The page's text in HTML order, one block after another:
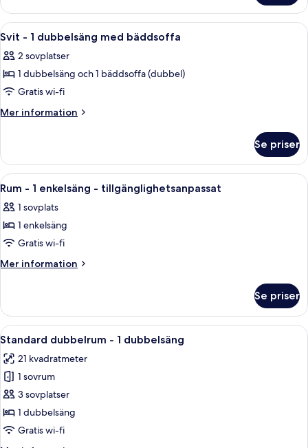
-
dubbelsäng
Öppna
alla
foton
för
Svit
-
med
bäddsoffa
Ett hotellrum med en säng, ett
6
Svit - 1 dubbelsäng med bäddsoffa
2 sovplatser
1 dubbelsäng och 1 bäddsoffa (dubbel)
Gratis wi-fi
Mer information
Mer
-
dubbelsäng
bäddsoffa
Se priser
Öppna
alla
foton
för
Rum
-
-
tillgänglighetsanpassat
Ett hotellrum med en stor säng, ett
5
Rum - 1 enkelsäng - tillgänglighetsanpassat
1 sovplats
1 enkelsäng
Gratis wi-fi
Mer information
Mer
-
enkelsäng
tillgänglighetsanpassat
Se priser
Öppna
alla
foton
för
Standard
dubbelrum
-
Ett hotellrum med en säng, ett
7
Standard dubbelrum - 1 dubbelsäng
21 kvadratmeter
1 sovrum
3 sovplatser
1 dubbelsäng
Gratis wi-fi